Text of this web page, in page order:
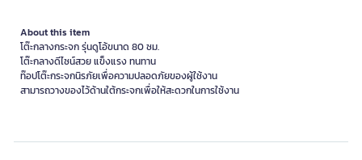
About this item
โต๊ะกลางกระจก รุ่นดูโอ้ขนาด 80 ซม.
โต๊ะกลางดีไซน์สวย แข็งแรง ทนทาน
ท๊อปโต๊ะกระจกนิรภัยเพื่อความปลอดภัยของผู้ใช้งาน
สามารถวางของไว้ด้านใต้กระจกเพื่อให้สะดวกในการใช้งาน